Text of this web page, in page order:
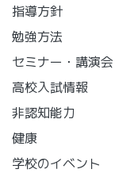
指導方針
勉強方法
セミナー・講演会
高校入試情報
非認知能力
健康
学校のイベント